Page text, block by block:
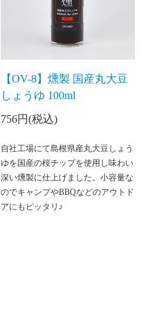
【OV-8】燻製 国産丸大豆
しょうゆ 100ml
756円(税込)
自社工場にて島根県産丸大豆しょう
ゆを国産の桜チップを使用し味わい
深い燻製に仕上げました。小容量な
のでキャンプやBBQなどのアウトド
アにもピッタリ♪